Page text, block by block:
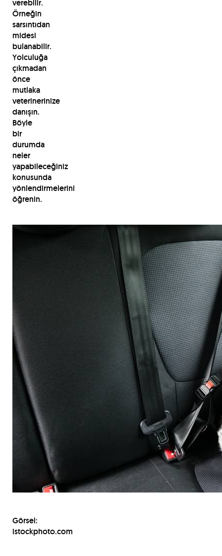
verebilir.
Örneğin
sarsıntıdan
midesi
bulanabilir.
Yolculuğa
çıkmadan
önce
mutlaka
veterinerinize
danışın.
Böyle
bir
durumda
neler
yapabileceğiniz
konusunda
yönlendirmelerini
öğrenin.
Görsel:
istockphoto.com